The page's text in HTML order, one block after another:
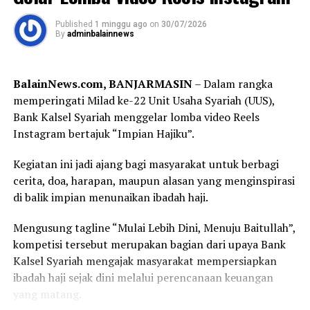
Sebarkan
0
XXII/Tambun Bungai Mayjen TNI Zainal Arifin bersama
jajaran Forum Koordinasi Pimpinan Daerah
(Forkopimda) Kalimantan Selatan, di antaranya Ketua
Provinsi Kalimantan Selatan, Bupati Hulu Sungai
Tengah, serta jajaran TNI, Polri, dan pemerintah daerah.
Dalam sambutannya, Gubernur H. Muhidin mengajak
memperkuat persaudaraan sekaligus membangun
prestasi sepak bola Banua.
baik, lancar, serta mendapat bimbingan dan petunjuk
dari Allah SWT. Atas nama Pemerintah Provinsi
Kalimantan Selatan, saya menyampaikan apresiasi
kepada Pangdam XXII/Tambun Bungai beserta seluruh
panitia atas terselenggaranya kompetisi yang menjadi
Published 1 minggu ago on 30/07/2026
By adminbalainnews
BalainNews.com, BANJARMASIN– Dalam rangka
memperingati Milad ke-22 Unit Usaha Syariah (UUS),
Bank Kalsel Syariah menggelar lomba video Reels
Instagram bertajuk “Impian Hajiku”.
Kegiatan ini jadi ajang bagi masyarakat untuk berbagi
cerita, doa, harapan, maupun alasan yang menginspirasi
di balik impian menunaikan ibadah haji.
Mengusung tagline “Mulai Lebih Dini, Menuju Baitullah”,
kompetisi tersebut merupakan bagian dari upaya Bank
Kalsel Syariah mengajak masyarakat mempersiapkan
ibadah haji sejak dini melalui perencanaan keuangan
yang matang.